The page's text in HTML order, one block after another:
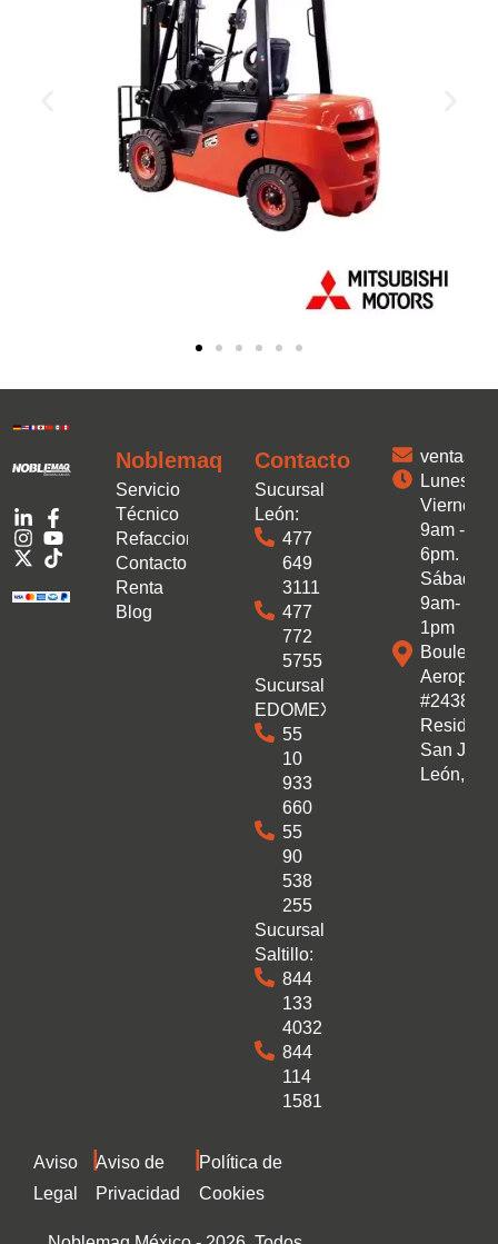
Noblemaq
Servicio
Técnico
Refacciones
Contacto
Renta
Blog
Contacto
Sucursal
León:
477
649
3111
477
772
5755
Sucursal
EDOMEX:
55
10
933
660
55
90
538
255
Sucursal
Saltillo:
844
133
4032
844
114
1581
Lunes a
Viernes:
9am -
6pm.
Sábado:
9am-
1pm
#2438
San
León,
Aviso
Legal
|Aviso de
Privacidad
|Política de
Cookies